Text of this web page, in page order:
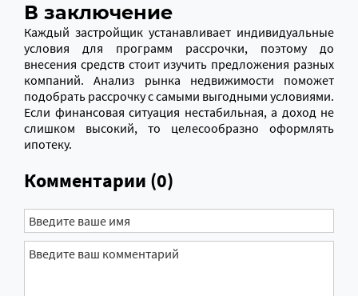
В заключение
Каждый застройщик устанавливает индивидуальные
условия для программ рассрочки, поэтому до
внесения средств стоит изучить предложения разных
компаний. Анализ рынка недвижимости поможет
подобрать рассрочку с самыми выгодными условиями.
Если финансовая ситуация нестабильная, а доход не
слишком высокий, то целесообразно оформлять
ипотеку.
Комментарии (0)